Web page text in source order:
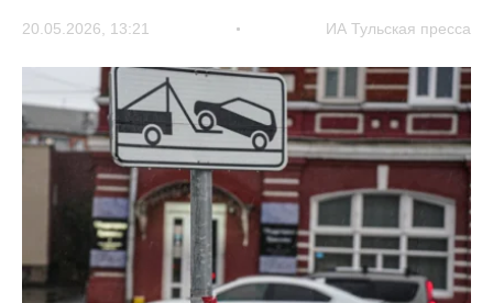
20.05.2026, 13:21 ИА Тульская пресса